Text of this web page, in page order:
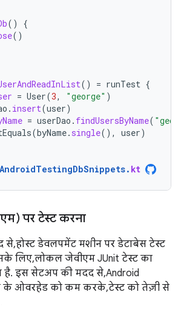
()
{
()
() = runTest {
= User(3, "george" )
. insert(user)
= userDao . findUsersByName(
(byName. single(), user)
AndroidTestingDbSnippets. kt
पर टेस्ट करना
से, होस्ट डेवलपमेंट मशीन पर डेटाबेस टेस्ट
लिए, लोकल जेवीएम JUnit टेस्ट का
है. इस सेटअप की मदद से, Android
के ओवरहेड को कम करके, टेस्ट को तेज़ी से